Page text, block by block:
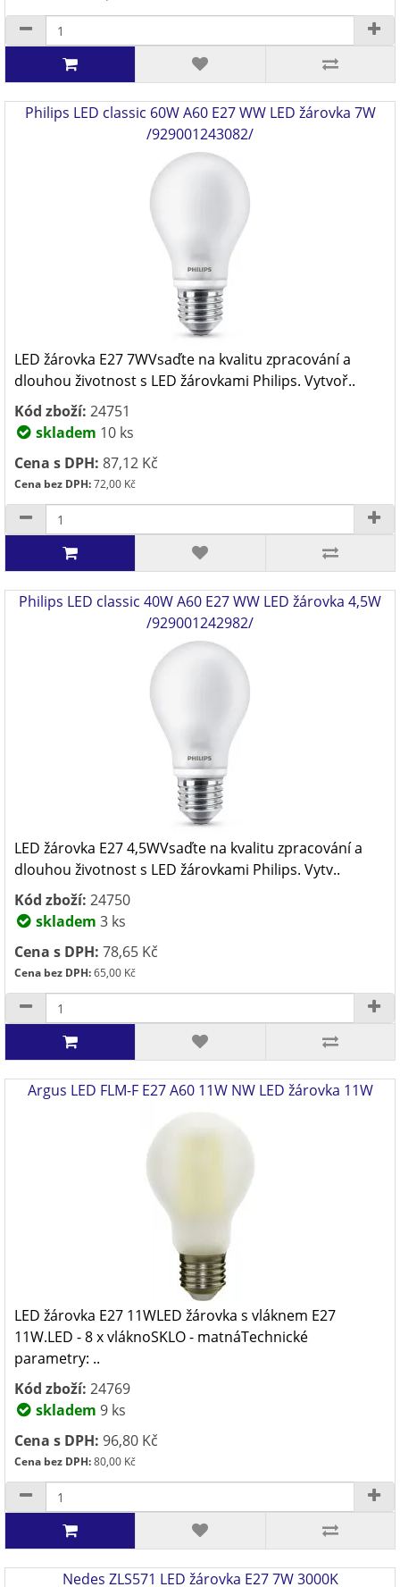
Philips LED classic 60W A60 E27 WW LED žárovka 7W
/929001243082/
LED žárovka E27 7WVsaďte na kvalitu zpracování a
dlouhou životnost s LED žárovkami Philips. Vytvoř..
Kód zboží: 24751
skladem 10 ks
Cena s DPH: 87,12 Kč
Cena bez DPH:72,00 Kč
Philips LED classic 40W A60 E27 WW LED žárovka 4,5W
/929001242982/
LED žárovka E27 4,5WVsaďte na kvalitu zpracování a
dlouhou životnost s LED žárovkami Philips. Vytv..
Kód zboží: 24750
skladem 3 ks
Cena s DPH: 78,65 Kč
Cena bez DPH:65,00 Kč
Argus LED FLM-F E27 A60 11W NW LED žárovka 11W
LED žárovka E27 11WLED žárovka s vláknem E27
11W.LED - 8 x vláknoSKLO - matnáTechnické
parametry: ..
Kód zboží: 24769
skladem 9 ks
Cena s DPH: 96,80 Kč
Cena bez DPH:80,00 Kč
Nedes ZLS571 LED žárovka E27 7W 3000K